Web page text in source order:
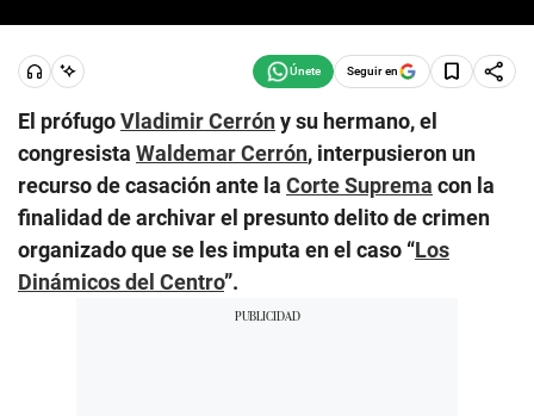
Seguir en
El prófugoVladimir Cerróny su hermano, el
congresista Waldemar Cerrón, interpusieron un
recurso de casación ante la Corte Suprema con la
finalidad de archivar el presunto delito de crimen
organizado que se les imputa en el caso “Los
Dinámicos del Centro”.